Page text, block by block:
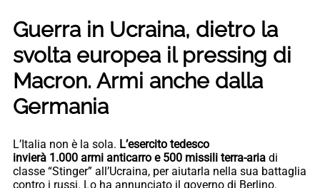
Guerra in Ucraina, dietro la
svolta europea il pressing di
Macron. Armi anche dalla
Germania
L’Italia non è la sola. L’esercito tedesco
invierà 1.000 armi anticarro e 500 missili terra-aria di
classe “Stinger” all’Ucraina, per aiutarla nella sua battaglia
contro i russi. Lo ha annunciato il governo di Berlino.